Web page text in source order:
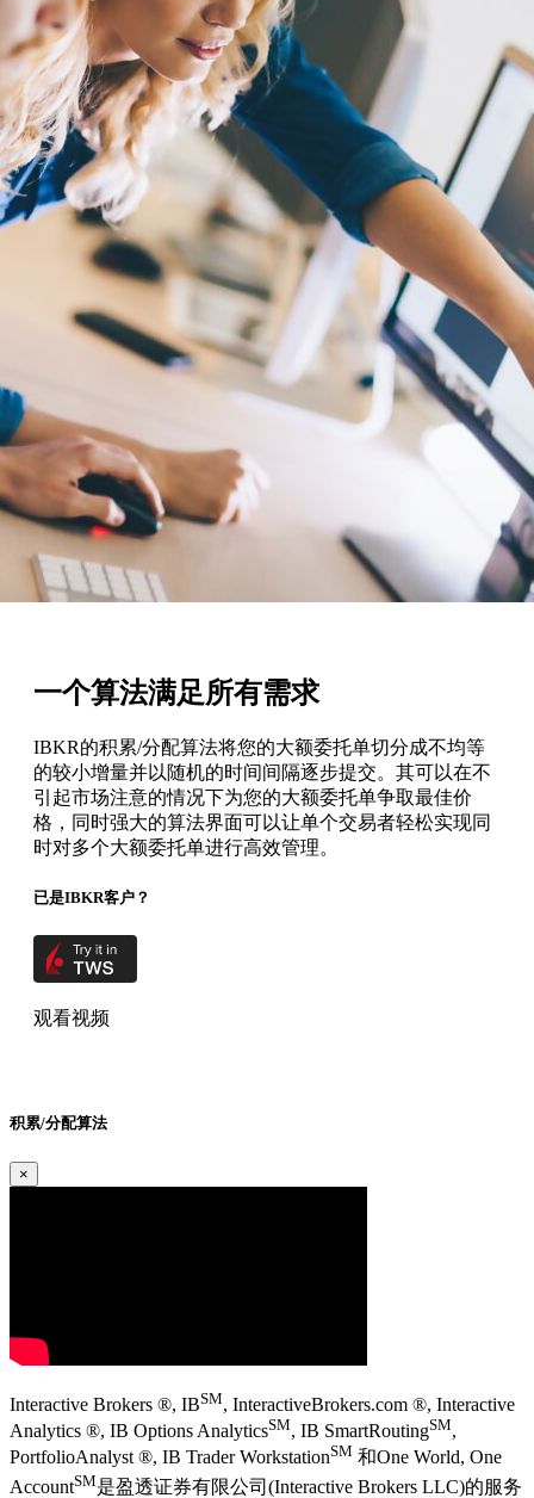
一个算法满足所有需求
IBKR的积累/分配算法将您的大额委托单切分成不均等
的较小增量并以随机的时间间隔逐步提交。其可以在不
引起市场注意的情况下为您的大额委托单争取最佳价
格，同时强大的算法界面可以让单个交易者轻松实现同
时对多个大额委托单进行高效管理。
已是IBKR客户？
观看视频
积累/分配算法
×
Interactive Brokers ®, IBSM, InteractiveBrokers.com ®, Interactive
Analytics ®, IB Options AnalyticsSM, IB SmartRoutingSM,
PortfolioAnalyst ®, IB Trader WorkstationSM 和One World, One
AccountSM是盈透证券有限公司(Interactive Brokers LLC)的服务